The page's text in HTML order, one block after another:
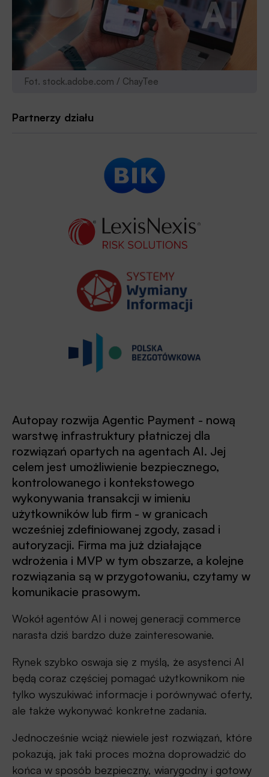
Fot. stock.adobe.com / ChayTee
Partnerzy działu
Autopay rozwija Agentic Payment - nową
warstwę infrastruktury płatniczej dla
rozwiązań opartych na agentach AI. Jej
celem jest umożliwienie bezpiecznego,
kontrolowanego i kontekstowego
wykonywania transakcji w imieniu
użytkowników lub firm - w granicach
wcześniej zdefiniowanej zgody, zasad i
autoryzacji. Firma ma już działające
wdrożenia i MVP w tym obszarze, a kolejne
rozwiązania są w przygotowaniu, czytamy w
komunikacie prasowym.
Wokół agentów AI i nowej generacji commerce
narasta dziś bardzo duże zainteresowanie.
Rynek szybko oswaja się z myślą, że asystenci AI
będą coraz częściej pomagać użytkownikom nie
tylko wyszukiwać informacje i porównywać oferty,
ale także wykonywać konkretne zadania.
Jednocześnie wciąż niewiele jest rozwiązań, które
pokazują, jak taki proces można doprowadzić do
końca w sposób bezpieczny, wiarygodny i gotowy